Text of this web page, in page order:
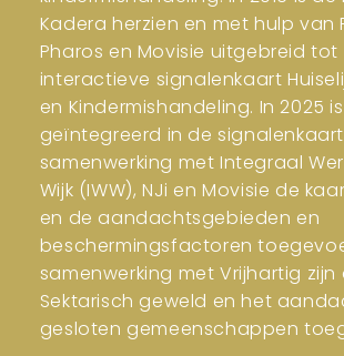
Kadera herzien en met hulp van
Pharos en Movisie uitgebreid tot
interactieve signalenkaart
en Kindermishandeling. In 2025
geïntegreerd in de
samenwerking met Integraal
Wijk (IWW), NJi en Movisie de
en de aandachtsgebieden en
beschermingsfactoren
samenwerking met Vrijhartig zijn
Sektarisch geweld en het
gesloten gemeenschappen